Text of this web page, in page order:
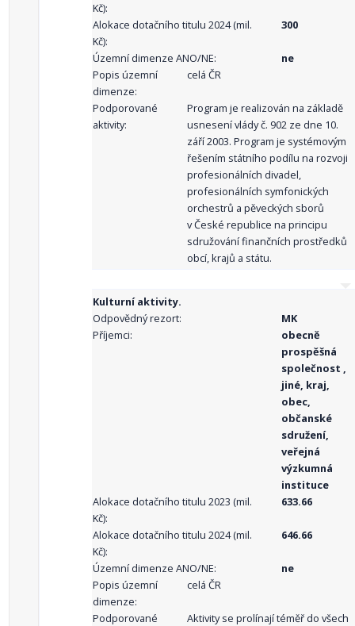
Kč):
Alokace dotačního titulu 2024 (mil.
Kč):
300
Územní dimenze ANO/NE:
ne
Popis územní
dimenze:
celá ČR
Podporované
aktivity:
Program je realizován na základě
usnesení vlády č. 902 ze dne 10.
září 2003. Program je systémovým
řešením státního podílu na rozvoji
profesionálních divadel,
profesionálních symfonických
orchestrů a pěveckých sborů
v České republice na principu
sdružování finančních prostředků
obcí, krajů a státu.
Kulturní aktivity.
Odpovědný rezort:
MK
Příjemci:
obecně
prospěšná
společnost ,
jiné, kraj,
obec,
občanské
sdružení,
veřejná
výzkumná
instituce
Alokace dotačního titulu 2023 (mil.
Kč):
633.66
Alokace dotačního titulu 2024 (mil.
Kč):
646.66
Územní dimenze ANO/NE:
ne
Popis územní
dimenze:
celá ČR
Podporované
Aktivity se prolínají téměř do všech